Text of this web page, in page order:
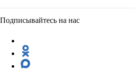
Подписывайтесь на нас